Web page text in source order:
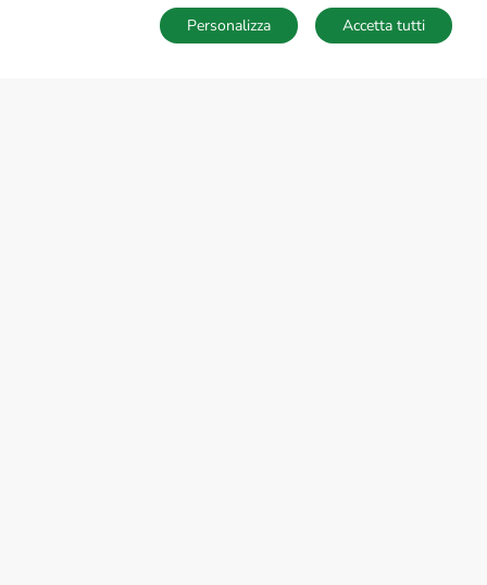
SALVA RICERCA
Accetta tutti
Personalizza